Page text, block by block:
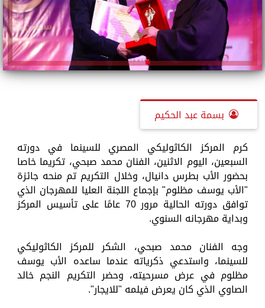
بسمة عبد الحكيم
كرم المركز الكاثوليكي المصري للسينما في دورته
السبعين، اليوم الاثنين، الفنان محمد صبحي، تكريما خاصا
بحضور الأب بطرس دانيال، وخلال التكريم تم منحه جائزة
"الأب يوسف مظلوم" بإجماع اللجنة العليا للمهرجان الذي
توافق دورته الحالية مرور 70 عامًا على تأسيس المركز
وبداية مهرجانه السنوي.
وجه الفنان محمد صبحي، الشكر للمركز الكاثوليكي
للسينما، واستدعي ذكرياته عندما ساعده الأب يوسف
مظلوم في عرض مسرحيته، وحضر التكريم النجم خالد
الصاوي الذي كان يعرض فيلمه "للايجار".